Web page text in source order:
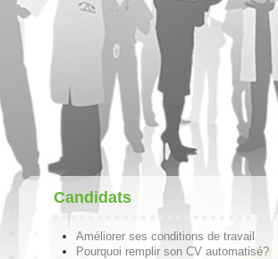
Candidats
Améliorer ses conditions de travail
Pourquoi remplir son CV automatisé?